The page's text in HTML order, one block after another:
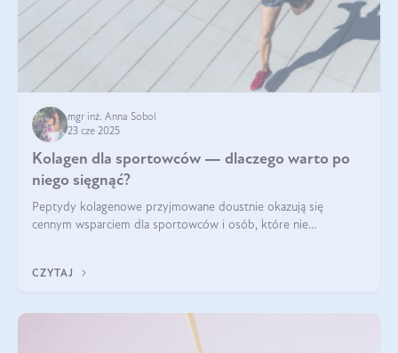
mgr inż. Anna Sobol
23 cze 2025
Kolagen dla sportowców — dlaczego warto po
niego sięgnąć?
Peptydy kolagenowe przyjmowane doustnie okazują się
cennym wsparciem dla sportowców i osób, które nie
CZYTAJ